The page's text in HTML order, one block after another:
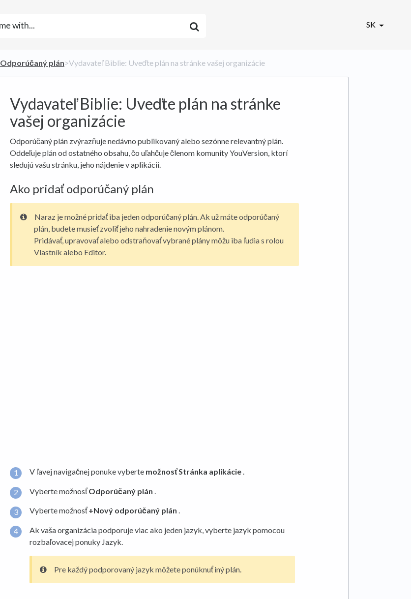
SK
​Odporúčaný plán​>​ Vydavateľ Biblie: Uveďte plán na stránke vašej organizácie
Vydavateľ Biblie: Uveďte plán na stránke
vašej organizácie
Odporúčaný plán zvýrazňuje nedávno publikovaný alebo sezónne relevantný plán.
Oddeľuje plán od ostatného obsahu, čo uľahčuje členom komunity YouVersion, ktorí
sledujú vašu stránku, jeho nájdenie v aplikácii.
Ako pridať odporúčaný plán
Naraz je možné pridať iba jeden odporúčaný plán. Ak už máte odporúčaný
plán, budete musieť zvoliť jeho nahradenie novým plánom.
Pridávať, upravovať alebo odstraňovať vybrané plány môžu iba ľudia s rolou
Vlastník alebo Editor.
V ľavej navigačnej ponuke vyberte možnosť Stránka aplikácie.
Vyberte možnosťOdporúčaný plán
Vyberte možnosť+Nový odporúčaný plán .
Ak vaša organizácia podporuje viac ako jeden jazyk, vyberte jazyk pomocou
rozbaľovacej ponuky Jazyk.
Pre každý podporovaný jazyk môžete ponúknuť iný plán.